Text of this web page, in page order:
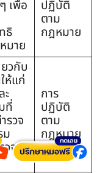
เพื่อ
ธิ
มาย
ปฏิบัติ
ตาม
กฎหมาย
วกับ
ห้แก่
ที่
รวจ
ม
วจ
การ
ปฏิบัติ
ตาม
กฎหมาย